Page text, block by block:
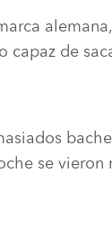
capaz de
se vieron